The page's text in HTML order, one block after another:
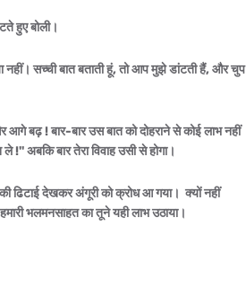
हुए बोली।
नहीं। सच्ची बात बताती हूं, तो आप मुझे डांटती हैं, और चुप
आगे बढ़ ! बार-बार उस बात को दोहराने से कोई लाभ नहीं
अबकि बार तेरा विवाह उसी से होगा।
ढिटाई देखकर अंगूरी को क्रोध आ गया। क्यों नहीं
भलमनसाहत का तूने यही लाभ उठाया।